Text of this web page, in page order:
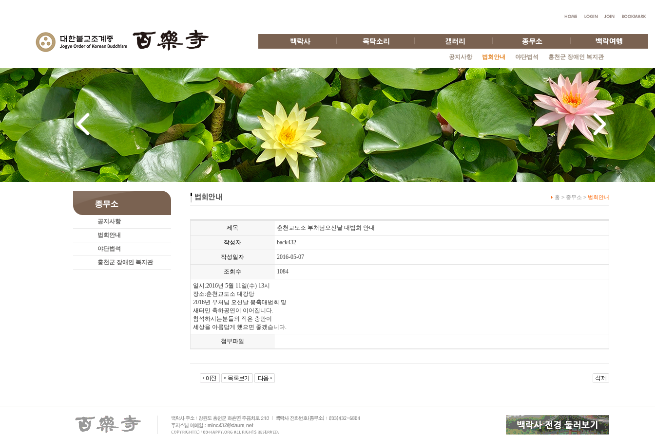
공지사항 법회안내 야단법석 홍천군 장애인 복지관
공지사항
법회안내
야단법석
홍천군 장애인 복지관
홈 > 종무소 > 법회안내
제목 춘천교도소 부처님오신날 대법회 안내
작성자 back432
작성일자 2016-05-07
조회수 1084
일시:2016년 5월 11일(수) 13시
장소:춘천교도소 대강당
2016년 부처님 오신날 봉축대법회 및
새터민 축하공연이 이어집니다.
참석하시는분들의 작은 충만이
세상을 아름답게 했으면 좋겠습니다.
첨부파일